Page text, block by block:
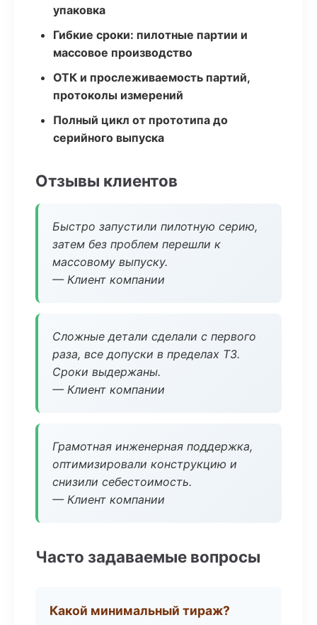
упаковка
Гибкие сроки: пилотные партии и
массовое производство
ОТК и прослеживаемость партий,
протоколы измерений
Полный цикл от прототипа до
серийного выпуска
Отзывы клиентов
Быстро запустили пилотную серию,
затем без проблем перешли к
массовому выпуску.
— Клиент компании
Сложные детали сделали с первого
раза, все допуски в пределах ТЗ.
Сроки выдержаны.
— Клиент компании
Грамотная инженерная поддержка,
оптимизировали конструкцию и
снизили себестоимость.
— Клиент компании
Часто задаваемые вопросы
Какой минимальный тираж?